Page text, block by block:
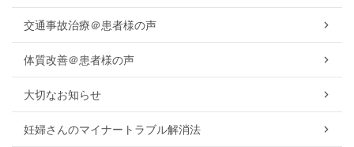
交通事故治療＠患者様の声
体質改善＠患者様の声
大切なお知らせ
妊婦さんのマイナートラブル解消法